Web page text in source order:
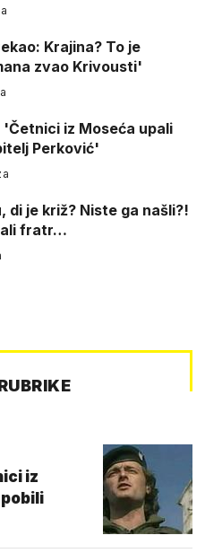
Krajina? To je
zvao Krivousti'
'Četnici iz Moseća upali
Perković'
di je križ? Niste ga našli?!
fratr…
iz
pobili